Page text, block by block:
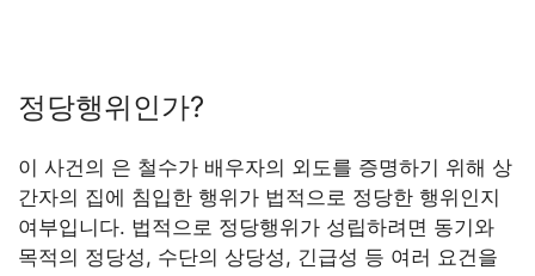
정당행위인가?
이 사건의 은 철수가 배우자의 외도를 증명하기 위해 상
간자의 집에 침입한 행위가 법적으로 정당한 행위인지
여부입니다. 법적으로 정당행위가 성립하려면 동기와
목적의 정당성, 수단의 상당성, 긴급성 등 여러 요건을